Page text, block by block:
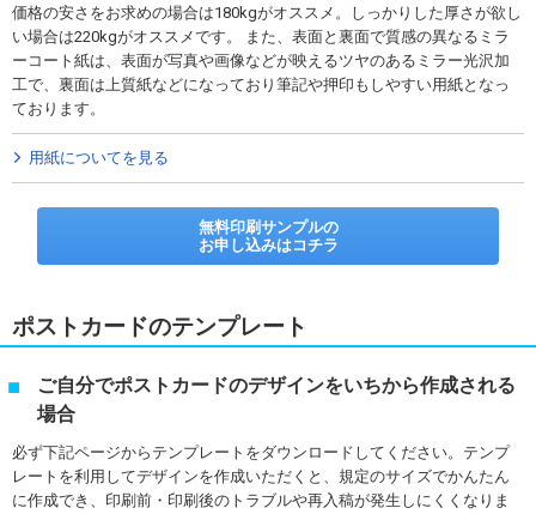
価格の安さをお求めの場合は180kgがオススメ。しっかりした厚さが欲し
い場合は220kgがオススメです。 また、表面と裏面で質感の異なるミラ
ーコート紙は、表面が写真や画像などが映えるツヤのあるミラー光沢加
工で、裏面は上質紙などになっており筆記や押印もしやすい用紙となっ
ております。
用紙についてを見る
無料印刷サンプルの
お申し込みはコチラ
ポストカードのテンプレート
ご自分でポストカードのデザインをいちから作成される
場合
必ず下記ページからテンプレートをダウンロードしてください。テンプ
レートを利用してデザインを作成いただくと、規定のサイズでかんたん
に作成でき、印刷前・印刷後のトラブルや再入稿が発生しにくくなりま